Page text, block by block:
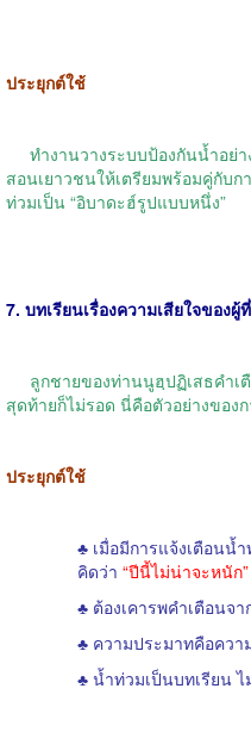
ประยุกต์ใช้
ทำงานวางระบบป้องกันน้ำอย่
สอนเยาวชนให้เตรียมพร้อมคู่กับ
ท่วมเป็น “อิบาดะฮ์รูปแบบหนึ่ง”
7. บทเรียนเรื่องความเสียใจของ
ลูกชายของท่านนูฮฺปฏิเสธคำเ
สุดท้ายก็ไม่รอด นี่คือตัวอย่างของ
ประยุกต์ใช้
♣ เมื่อมีการแจ้งเตือนน้
คิดว่า “ปีนี้ไม่น่าจะหนัก”
♣ ต้องเคารพคำเตือนจ
♣ ความประมาทคือควา
♣ น้ำท่วมเป็นบทเรียน